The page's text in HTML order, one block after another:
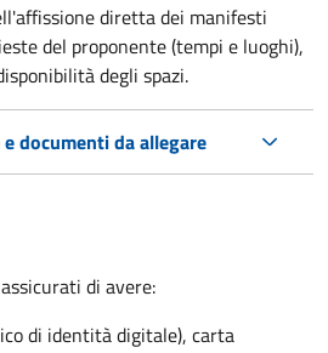
diretta dei manifesti
del proponente (tempi e luoghi),
degli spazi.
documenti da allegare
di avere:
di identità digitale), carta